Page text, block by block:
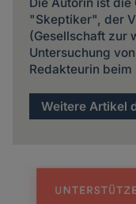
Die Autorin ist
"Skeptiker", der
(Gesellschaft zur
Untersuchung
Redakteurin
Weitere Artikel